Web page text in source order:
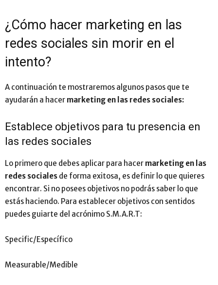
¿Cómo hacer marketing en las
redes sociales sin morir en el
intento?
A continuación te mostraremos algunos pasos que te
ayudarán a hacer marketing en las redes sociales:
Establece objetivos para tu presencia en
las redes sociales
Lo primero que debes aplicar para hacer marketing en las
redes sociales de forma exitosa, es definir lo que quieres
encontrar. Si no posees objetivos no podrás saber lo que
estás haciendo. Para establecer objetivos con sentidos
puedes guiarte del acrónimo S.M.A.R.T:
Specific/Específico
Measurable/Medible